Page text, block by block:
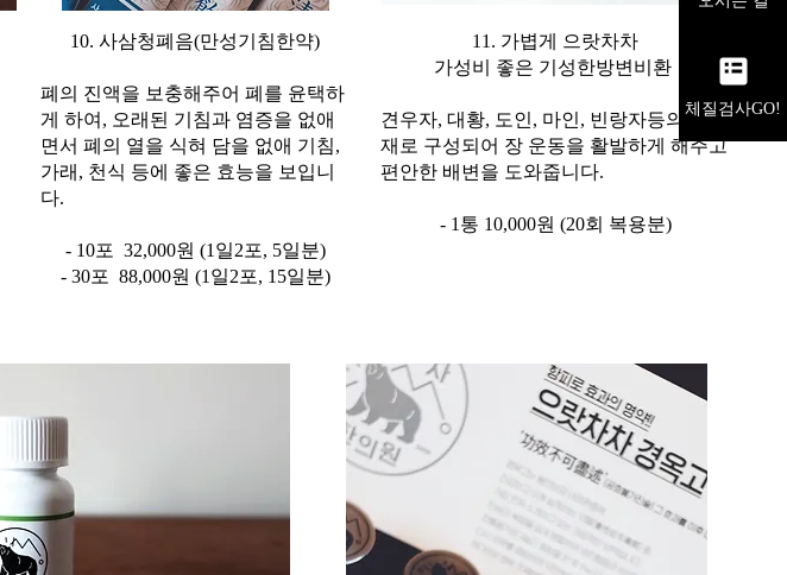
체질검사GO!
10. 사삼청폐음(만성기침한약)
폐의 진액을 보충해주어 폐를 윤택하
게 하여, 오래된 기침과 염증을 없애
면서 폐의 열을 식혀 담을 없애 기침,
가래, 천식 등에 좋은 효능을 보입니
다.
- 10포 32,000원 (1일2포, 5일분)
- 30포 88,000원 (1일2포, 15일분)
11. 가볍게 으랏차차
가성비 좋은 기성한방변비환
견우자, 대황, 도인, 마인, 빈랑자등의 한약
재로 구성되어 장 운동을 활발하게 해주고
편안한 배변을 도와줍니다.
- 1통 10,000원 (20회 복용분)